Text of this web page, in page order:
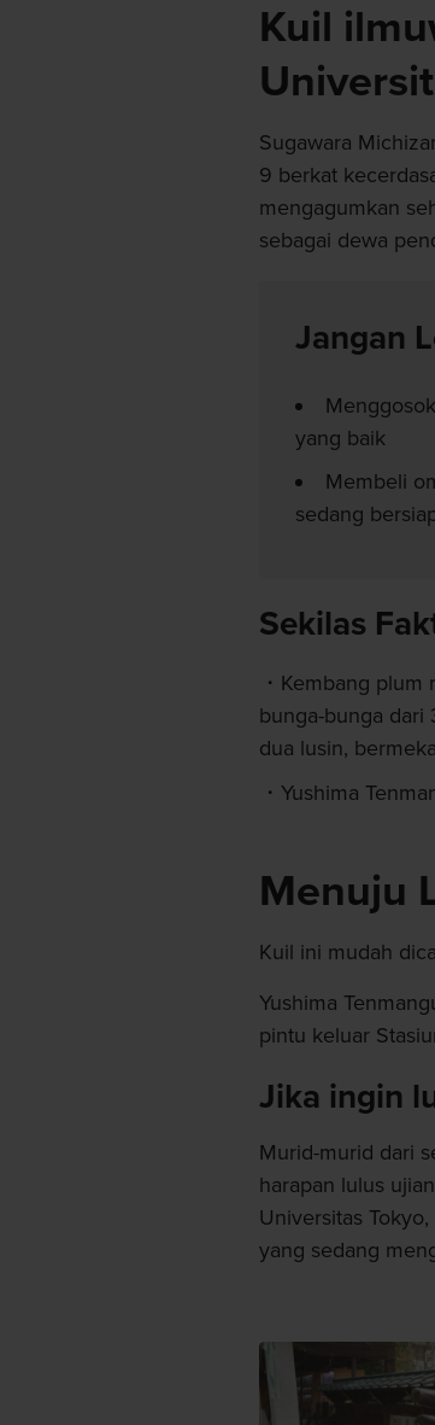
Kuil
Sugawara
9 berkat
mengagumkan
sebagai dewa
Jangan
yang baik
Membeli
sedang
Sekilas
Kembang plum
bunga-bunga
dua lusin,
Yushima
Menuju
Kuil ini mudah
Yushima
pintu keluar
Jika ingin
Murid-murid dari
harapan lulus
Universitas
yang sedang